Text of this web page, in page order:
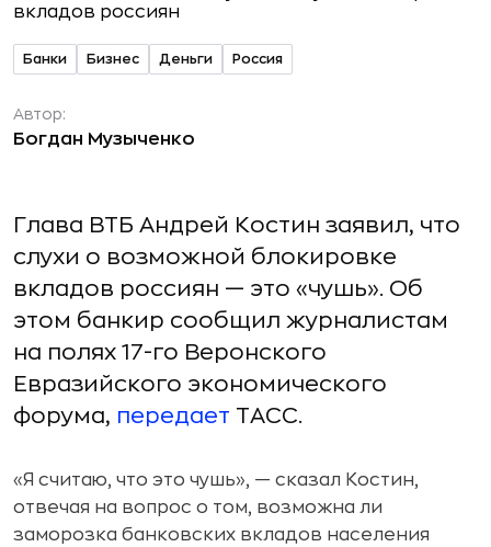
Банки Бизнес Деньги Россия
Автор:
Богдан Музыченко
Глава ВТБ Андрей Костин заявил, что
слухи о возможной блокировке
вкладов россиян — это «чушь». Об
этом банкир сообщил журналистам
на полях 17-го Веронского
Евразийского экономического
форума, передает ТАСС.
«Я считаю, что это чушь», — сказал Костин,
отвечая на вопрос о том, возможна ли
заморозка банковских вкладов населения